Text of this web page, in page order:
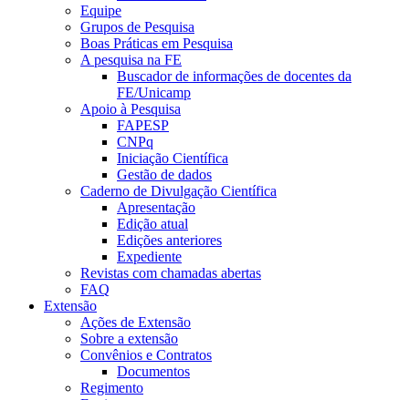
Equipe
Grupos de Pesquisa
Boas Práticas em Pesquisa
A pesquisa na FE
Buscador de informações de docentes da
FE/Unicamp
Apoio à Pesquisa
FAPESP
CNPq
Iniciação Científica
Gestão de dados
Caderno de Divulgação Científica
Apresentação
Edição atual
Edições anteriores
Expediente
Revistas com chamadas abertas
FAQ
Extensão
Ações de Extensão
Sobre a extensão
Convênios e Contratos
Documentos
Regimento